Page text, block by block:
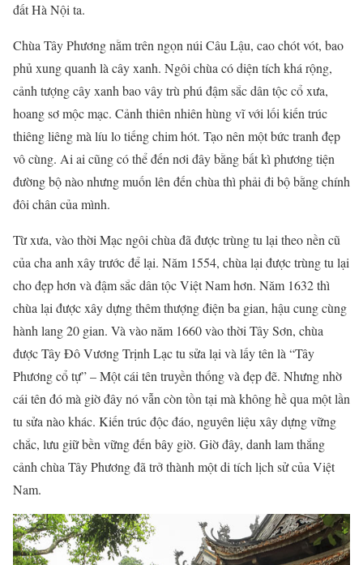
đất Hà Nội ta.
Chùa Tây Phương nằm trên ngọn núi Câu Lậu, cao chót vót, bao
phủ xung quanh là cây xanh. Ngôi chùa có diện tích khá rộng,
cảnh tượng cây xanh bao vây trù phú đậm sắc dân tộc cổ xưa,
hoang sơ mộc mạc. Cảnh thiên nhiên hùng vĩ với lối kiến trúc
thiêng liêng mà líu lo tiếng chim hót. Tạo nên một bức tranh đẹp
vô cùng. Ai ai cũng có thể đến nơi đây bằng bất kì phương tiện
đường bộ nào nhưng muốn lên đến chùa thì phải đi bộ bằng chính
đôi chân của mình.
Từ xưa, vào thời Mạc ngôi chùa đã được trùng tu lại theo nền cũ
của cha anh xây trước để lại. Năm 1554, chùa lại được trùng tu lại
cho đẹp hơn và đậm sắc dân tộc Việt Nam hơn. Năm 1632 thì
chùa lại được xây dựng thêm thượng điện ba gian, hậu cung cùng
hành lang 20 gian. Và vào năm 1660 vào thời Tây Sơn, chùa
được Tây Đô Vương Trịnh Lạc tu sửa lại và lấy tên là “Tây
Phương cổ tự” – Một cái tên truyền thống và đẹp đẽ. Nhưng nhờ
cái tên đó mà giờ đây nó vẫn còn tồn tại mà không hề qua một lần
tu sửa nào khác. Kiến trúc độc đáo, nguyên liệu xây dựng vững
chắc, lưu giữ bền vững đến bây giờ. Giờ đây, danh lam thắng
cảnh chùa Tây Phương đã trở thành một di tích lịch sử của Việt
Nam.